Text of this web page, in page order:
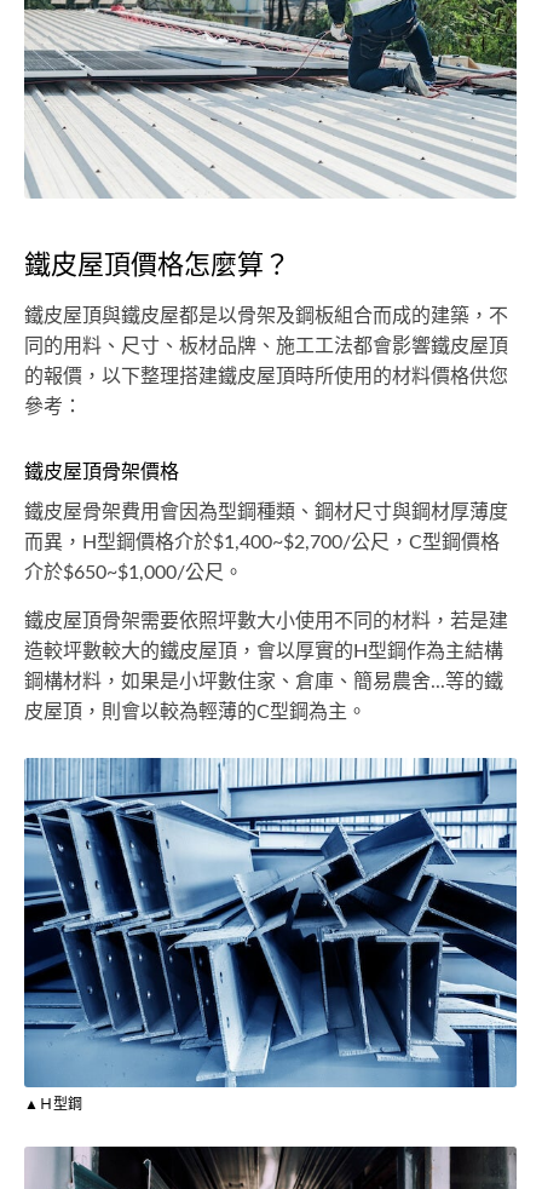
鐵皮屋頂價格怎麼算？
鐵皮屋頂與鐵皮屋都是以骨架及鋼板組合而成的建築，不
同的用料、尺寸、板材品牌、施工工法都會影響鐵皮屋頂
的報價，以下整理搭建鐵皮屋頂時所使用的材料價格供您
參考：
鐵皮屋頂骨架價格
鐵皮屋骨架費用會因為型鋼種類、鋼材尺寸與鋼材厚薄度
而異，H型鋼價格介於$1,400~$2,700/公尺，C型鋼價格
介於$650~$1,000/公尺。
鐵皮屋頂骨架需要依照坪數大小使用不同的材料，若是建
造較坪數較大的鐵皮屋頂，會以厚實的H型鋼作為主結構
鋼構材料，如果是小坪數住家、倉庫、簡易農舍...等的鐵
皮屋頂，則會以較為輕薄的C型鋼為主。
▲Ｈ型鋼